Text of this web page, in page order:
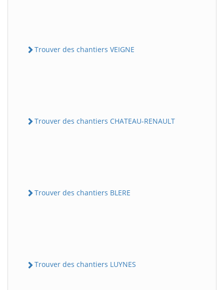
Trouver des chantiers VEIGNE
Trouver des chantiers CHATEAU-RENAULT
Trouver des chantiers BLERE
Trouver des chantiers LUYNES